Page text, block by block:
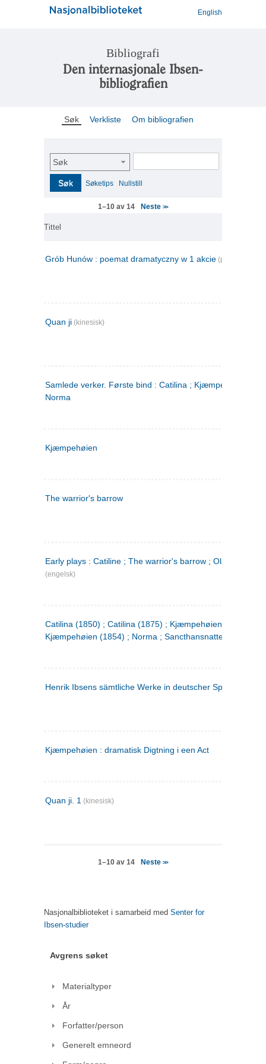
English
Bibliografi
Den internasjonale Ibsen-
bibliografien
Søk Verkliste Om bibliografien
Søk
Søk Søketips Nullstill
1–10 av 14 Neste>>
Tittel
Grób Hunów : poemat dramatyczny w 1 akcie (polsk)
Quan ji (kinesisk)
Samlede verker. Første bind : Catilina ; Kjæmpehøien ;
Norma
Kjæmpehøien
The warrior's barrow
Early plays : Catiline ; The warrior's barrow ; Olaf Liljekrans
(engelsk)
Catilina (1850) ; Catilina (1875) ; Kjæmpehøien (1850) ;
Kjæmpehøien (1854) ; Norma ; Sancthansnatten
Henrik Ibsens sämtliche Werke in deutscher Sprache. 2
Kjæmpehøien : dramatisk Digtning i een Act
Quan ji. 1 (kinesisk)
1–10 av 14 Neste>>
Nasjonalbiblioteket i samarbeid med Senter for
Ibsen-studier
Avgrens søket
Materialtyper
År
Forfatter/person
Generelt emneord